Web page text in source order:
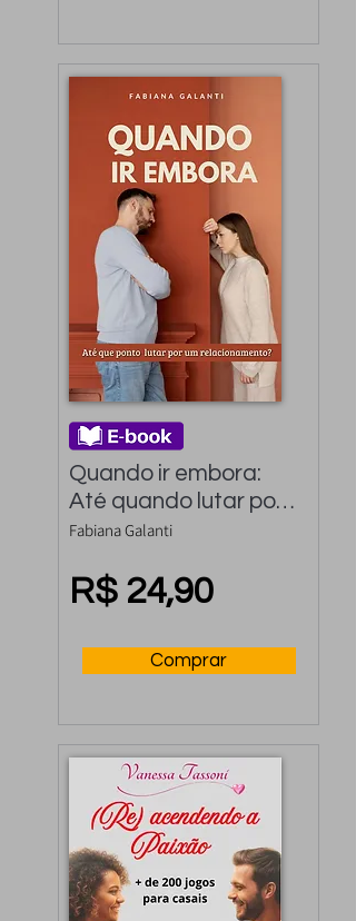
Quando ir embora:
Até quando lutar por
um relacionamento
Fabiana Galanti
R$ 24,90
Comprar